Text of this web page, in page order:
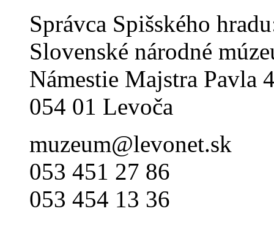
Správca Spišského
Slovenské národné
Námestie Majstra Pavla
054 01 Levoča
muzeum@levonet.sk
053 451 27 86
053 454 13 36